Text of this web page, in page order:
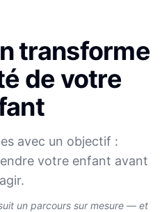
transforme
de votre
avec un objectif :
votre enfant avant
un parcours sur mesure — et